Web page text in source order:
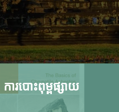
ការបោះពុម្ពផ្សាយ